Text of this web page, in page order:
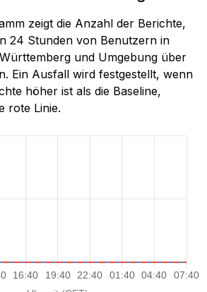
zeigt die Anzahl der Berichte,
24 Stunden von Benutzern in
und Umgebung über
Ein Ausfall wird festgestellt, wenn
höher ist als die Baseline,
rote Linie.